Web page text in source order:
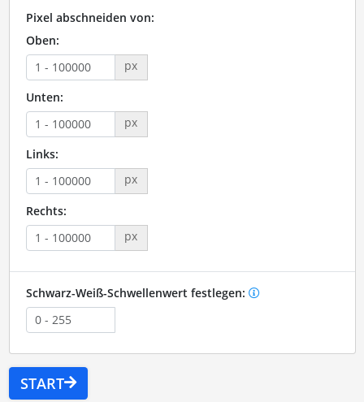
Pixel abschneiden von:
Oben:
px
Unten:
px
Links:
px
Rechts:
px
Schwarz-Weiß-Schwellenwert festlegen:
START